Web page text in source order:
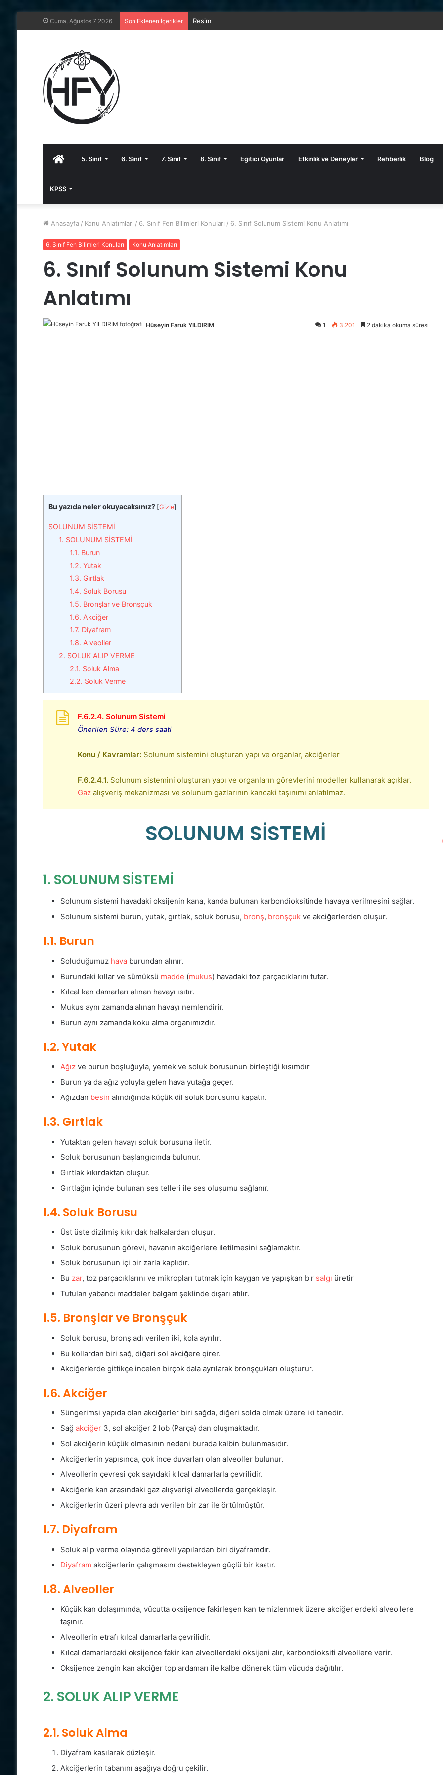
Cuma, Ağustos 7 2026 Son Eklenen İçerikler 8. Sınıf Fenomen Yayınları Fen Bilimleri Z-Kitapları
Anasayfa5. Sınıf 6. Sınıf 7. Sınıf 8. Sınıf Eğitici Oyunlar Etkinlik ve Deneyler Rehberlik Blog
KPSS
Anasayfa / Konu Anlatımları / 6. Sınıf Fen Bilimleri Konuları / 6. Sınıf Solunum Sistemi Konu Anlatımı
6. Sınıf Fen Bilimleri Konuları Konu Anlatımları
6. Sınıf Solunum Sistemi Konu
Anlatımı
Hüseyin Faruk YILDIRIM 1 3.201 2 dakika okuma süresi
Bu yazıda neler okuyacaksınız? [Gizle]
SOLUNUM SİSTEMİ
1. SOLUNUM SİSTEMİ
1.1. Burun
1.2. Yutak
1.3. Gırtlak
1.4. Soluk Borusu
1.5. Bronşlar ve Bronşçuk
1.6. Akciğer
1.7. Diyafram
1.8. Alveoller
2. SOLUK ALIP VERME
2.1. Soluk Alma
2.2. Soluk Verme
F.6.2.4. Solunum Sistemi
Önerilen Süre: 4 ders saati
Konu / Kavramlar:Solunum sistemini oluşturan yapı ve organlar, akciğerler
F.6.2.4.1.Solunum sistemini oluşturan yapı ve organların görevlerini modeller kullanarak açıklar.
Gazalışveriş mekanizması ve solunum gazlarının kandaki taşınımı anlatılmaz.
SOLUNUM SİSTEMİ
1. SOLUNUM SİSTEMİ
Solunum sistemi havadaki oksijenin kana, kanda bulunan karbondioksitinde havaya verilmesini sağlar.
Solunum sistemi burun, yutak, gırtlak, soluk borusu, bronş, bronşçukve akciğerlerden oluşur.
1.1. Burun
Soluduğumuz havaburundan alınır.
Burundaki kıllar ve sümüksü madde (mukus) havadaki toz parçacıklarını tutar.
Kılcal kan damarları alınan havayı ısıtır.
Mukus aynı zamanda alınan havayı nemlendirir.
Burun aynı zamanda koku alma organımızdır.
1.2. Yutak
Ağızve burun boşluğuyla, yemek ve soluk borusunun birleştiği kısımdır.
Burun ya da ağız yoluyla gelen hava yutağa geçer.
Ağızdan besin alındığında küçük dil soluk borusunu kapatır.
1.3. Gırtlak
Yutaktan gelen havayı soluk borusuna iletir.
Soluk borusunun başlangıcında bulunur.
Gırtlak kıkırdaktan oluşur.
Gırtlağın içinde bulunan ses telleri ile ses oluşumu sağlanır.
1.4. Soluk Borusu
Üst üste dizilmiş kıkırdak halkalardan oluşur.
Soluk borusunun görevi, havanın akciğerlere iletilmesini sağlamaktır.
Soluk borusunun içi bir zarla kaplıdır.
Bu zar, toz parçacıklarını ve mikropları tutmak için kaygan ve yapışkan bir salgı üretir.
Tutulan yabancı maddeler balgam şeklinde dışarı atılır.
1.5. Bronşlar ve Bronşçuk
Soluk borusu, bronş adı verilen iki, kola ayrılır.
Bu kollardan biri sağ, diğeri sol akciğere girer.
Akciğerlerde gittikçe incelen birçok dala ayrılarak bronşçukları oluşturur.
1.6. Akciğer
Süngerimsi yapıda olan akciğerler biri sağda, diğeri solda olmak üzere iki tanedir.
Sağ akciğer3, sol akciğer 2 lob (Parça) dan oluşmaktadır.
Sol akciğerin küçük olmasının nedeni burada kalbin bulunmasıdır.
Akciğerlerin yapısında, çok ince duvarları olan alveoller bulunur.
Alveollerin çevresi çok sayıdaki kılcal damarlarla çevrilidir.
Akciğerle kan arasındaki gaz alışverişi alveollerde gerçekleşir.
Akciğerlerin üzeri plevra adı verilen bir zar ile örtülmüştür.
1.7. Diyafram
Soluk alıp verme olayında görevli yapılardan biri diyaframdır.
Diyafram akciğerlerin çalışmasını destekleyen güçlü bir kastır.
1.8. Alveoller
Küçük kan dolaşımında, vücutta oksijence fakirleşen kan temizlenmek üzere akciğerlerdeki alveollere
taşınır.
Alveollerin etrafı kılcal damarlarla çevrilidir.
Kılcal damarlardaki oksijence fakir kan alveollerdeki oksijeni alır, karbondioksiti alveollere verir.
Oksijence zengin kan akciğer toplardamarı ile kalbe dönerek tüm vücuda dağıtılır.
2. SOLUK ALIP VERME
2.1. Soluk Alma
Diyafram kasılarak düzleşir.
Akciğerlerin tabanını aşağıya doğru çekilir.